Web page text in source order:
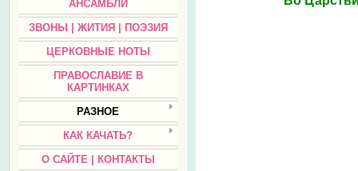
АНСАМБЛИ
ЗВОНЫ | ЖИТИЯ | ПОЭЗИЯ
ЦЕРКОВНЫЕ НОТЫ
ПРАВОСЛАВИЕ В
КАРТИНКАХ
РАЗНОЕ
КАК КАЧАТЬ?
О САЙТЕ | КОНТАКТЫ